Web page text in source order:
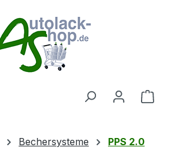
Bechersysteme PPS 2.0